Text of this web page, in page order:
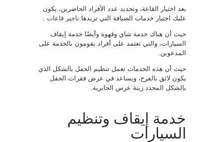
بعد اختيار القاعة، وتحديد عدد الأفراد الحاضرين، يكون
عليك اختيار خدمات الضيافة التي تريدها تاجير قاعات
حيث أن هناك خدمة شاي وقهوة وأيضًا خدمة إيقاف
السيارات، والتي تعتمد على أفراد يقومون بالخدمة على
المدعوين.
حيث أن هذه الخدمات تعمل تنظيم الحفل بالشكل الذي
يكون لائق بالفرح، ويساعد في عرض فقرات الحفل
بالشكل المحدد زينة عرس الجابرية.
خدمة إيقاف وتنظيم
السيارات